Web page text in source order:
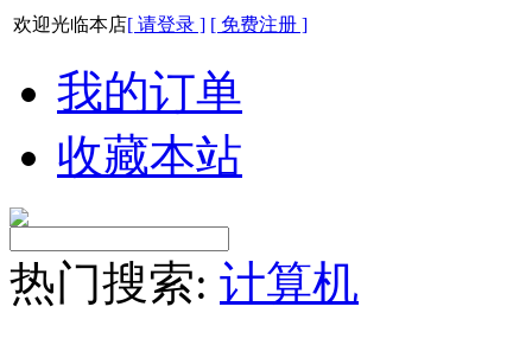
欢迎光临本店[ 请登录 ] [ 免费注册 ]
我的订单
收藏本站
热门搜索: 计算机